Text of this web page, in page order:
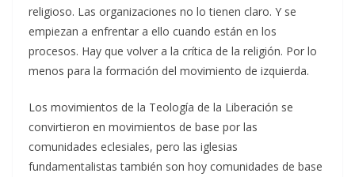
religioso. Las organizaciones no lo tienen claro. Y se
empiezan a enfrentar a ello cuando están en los
procesos. Hay que volver a la crítica de la religión. Por lo
menos para la formación del movimiento de izquierda.
Los movimientos de la Teología de la Liberación se
convirtieron en movimientos de base por las
comunidades eclesiales, pero las iglesias
fundamentalistas también son hoy comunidades de base